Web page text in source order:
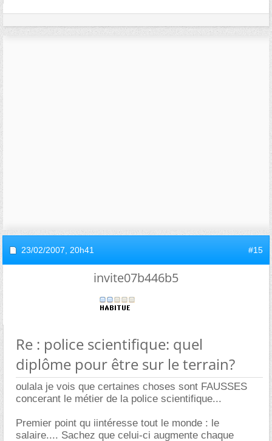
23/02/2007, 20h41 #15
invite07b446b5
Re : police scientifique: quel
diplôme pour être sur le terrain?
oulala je vois que certaines choses sont FAUSSES
concerant le métier de la police scientifique...
Premier point qu iintéresse tout le monde : le
salaire.... Sachez que celui-ci augmente chaque